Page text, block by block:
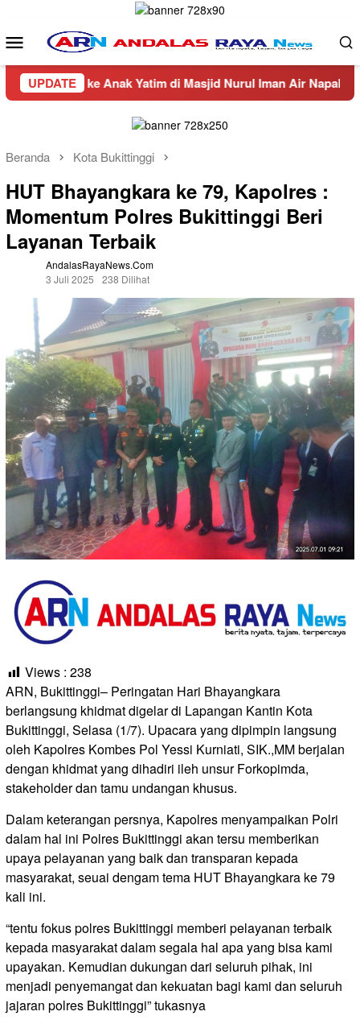
konten
Menu
Mobile
UPDATE
ke Anak Yatim di Masjid Nurul Iman Air Napal
Beranda Kota Bukittinggi
HUT Bhayangkara ke 79, Kapolres :
Momentum Polres Bukittinggi Beri
Layanan Terbaik
AndalasRayaNews.com
3 Juli 2025
238 Dilihat
Views : 238
ARN, Bukittinggi– Peringatan Hari Bhayangkara
berlangsung khidmat digelar di Lapangan Kantin Kota
Bukittinggi, Selasa (1/7). Upacara yang dipimpin langsung
oleh Kapolres Kombes Pol Yessi Kurniati, SIK.,MM berjalan
dengan khidmat yang dihadiri ileh unsur Forkopimda,
stakeholder dan tamu undangan khusus.
Dalam keterangan persnya, Kapolres menyampaikan Polri
dalam hal ini Polres Bukittinggi akan tersu memberikan
upaya pelayanan yang baik dan transparan kepada
masyarakat, seuai dengam tema HUT Bhayangkara ke 79
kali ini.
“tentu fokus polres Bukittinggi memberi pelayanan terbaik
kepada masyarakat dalam segala hal apa yang bisa kami
upayakan. Kemudian dukungan dari seluruh pihak, ini
menjadi penyemangat dan kekuatan bagi kami dan seluruh
jajaran polres Bukittinggi” tukasnya